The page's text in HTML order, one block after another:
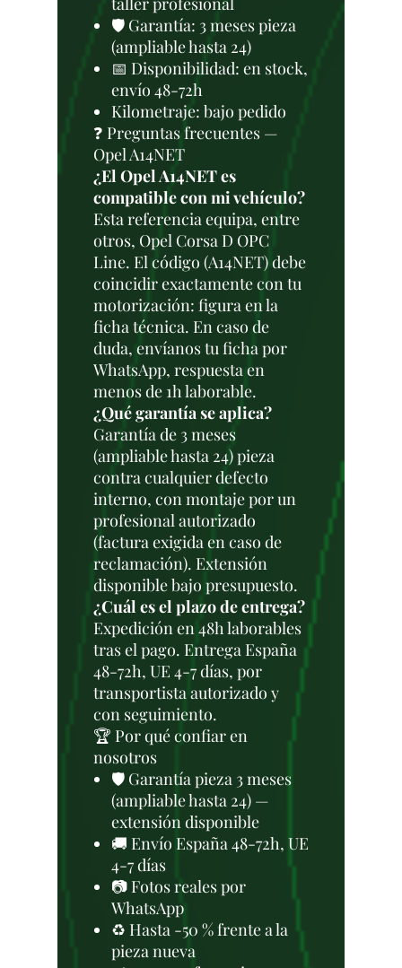
🛡️ Garantía: 3 meses pieza
(ampliable hasta 24)
📅 Disponibilidad: en stock,
envío 48-72h
Kilometraje: bajo pedido
❓ Preguntas frecuentes —
Opel A14NET
¿El Opel A14NET es
compatible con mi vehículo?
Esta referencia equipa, entre
otros, Opel Corsa D OPC
Line. El código (A14NET) debe
coincidir exactamente con tu
motorización: figura en la
ficha técnica. En caso de
duda, envíanos tu ficha por
WhatsApp, respuesta en
menos de 1h laborable.
¿Qué garantía se aplica?
Garantía de 3 meses
(ampliable hasta 24) pieza
contra cualquier defecto
interno, con montaje por un
profesional autorizado
(factura exigida en caso de
reclamación). Extensión
disponible bajo presupuesto.
¿Cuál es el plazo de entrega?
Expedición en 48h laborables
tras el pago. Entrega España
48-72h, UE 4-7 días, por
transportista autorizado y
con seguimiento.
🏆 Por qué confiar en
nosotros
🛡️ Garantía pieza 3 meses
(ampliable hasta 24) —
extensión disponible
🚚 Envío España 48-72h, UE
4-7 días
📷 Fotos reales por
WhatsApp
♻️ Hasta -50 % frente a la
pieza nueva